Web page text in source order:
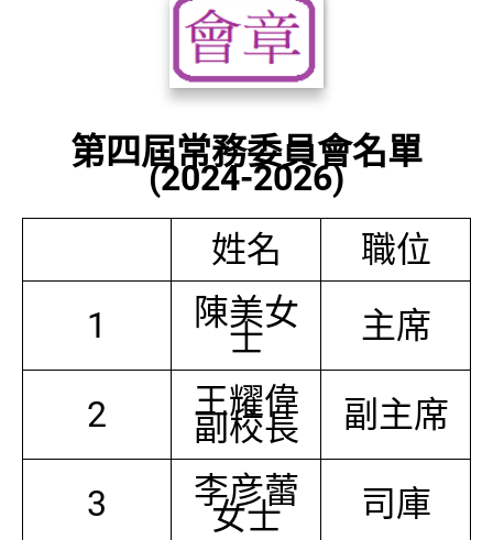
第四屆常務委員會名單
(2024-2026)
姓名
職位
1
陳美女
士 主席
2 王耀偉
副校長 副主席
3 李彦蕾
女士 司庫